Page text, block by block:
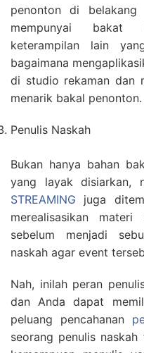
penonton di
mempunyai bakat
keterampilan lain
bagaimana
di studio rekaman dan
menarik bakal penonton.
Penulis Naskah
Bukan hanya bahan
yang layak disiarkan,
STREAMING juga
merealisasikan
sebelum menjadi
naskah agar event
Nah, inilah peran
dan Anda dapat
peluang pencahanan
seorang penulis